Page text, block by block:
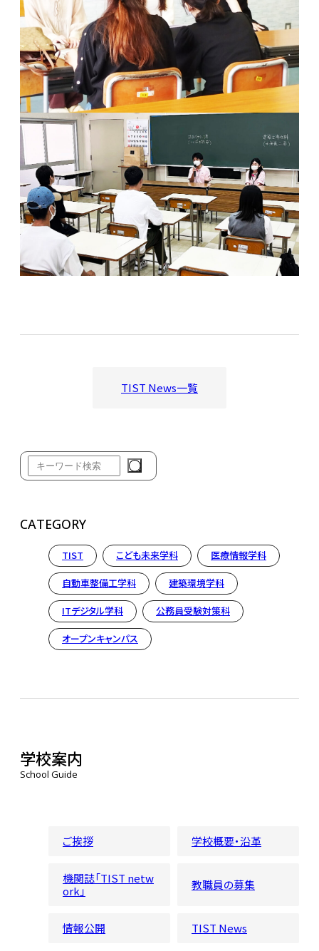
TIST News一覧
CATEGORY
TIST こども未来学科 医療情報学科
自動車整備工学科 建築環境学科
ITデジタル学科 公務員受験対策科
オープンキャンパス
学校案内
School Guide
ご挨拶 学校概要・沿革
機関誌「TIST netw
ork」
教職員の募集
情報公開 TIST News